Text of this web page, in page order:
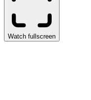
Watch fullscreen